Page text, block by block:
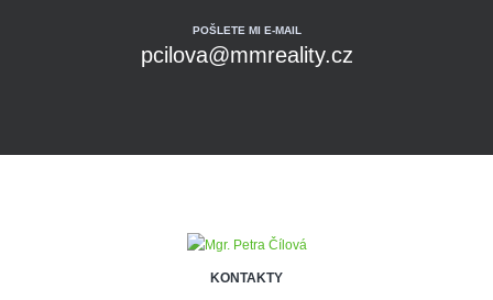
POŠLETE MI E-MAIL
pcilova@mmreality.cz
KONTAKTY